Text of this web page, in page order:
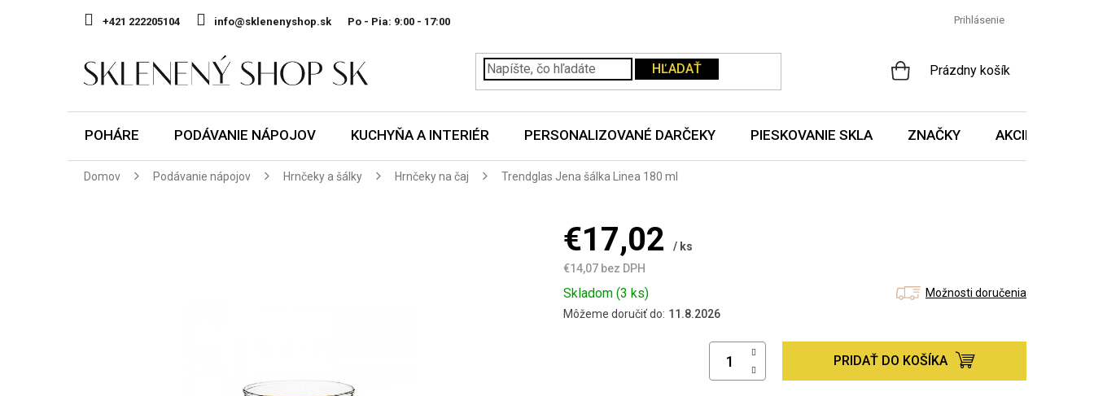
+421 222205104 info@sklenenyshop.sk Po - Pia: Prihlásenie
HĽADAŤ
NÁKUPNÝ
Prázdny košík
POHÁRE PODÁVANIE NÁPOJOV KUCHYŇA A INTERIÉR PERSONALIZOVANÉ DARČEKY PIESKOVANIE SKLA ZNAČKY AKCIE A
Domov Podávanie nápojov Hrnčeky a šálky Hrnčeky na čaj Trendglas Jena šálka Linea 180 ml
€17,02
/ ks
€14,07 bez DPH
Jednotková
cena:
Skladom (3 ks)
Môžeme doručiť do: 11.8.2026
Možnosti doručenia
PRIDAŤ DO KOŠÍKA